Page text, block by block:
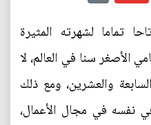
تماما لشهرته المثيرة
الأصغر سنا في العالم، لا
والعشرين، ومع ذلك
نفسه في مجال الأعمال،